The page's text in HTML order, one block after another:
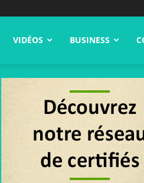
VIDÉOS BUSINESS